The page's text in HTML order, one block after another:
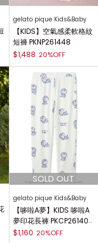
gelato pique Kids&Baby
【KIDS】空氣感柔軟格紋
短褲 PKNP261448
$1,488 20%OFF
gelato pique Kids&Baby
【哆啦A夢】KIDS 哆啦A
夢印花長褲 PKCP261407
$1,160 20%OFF